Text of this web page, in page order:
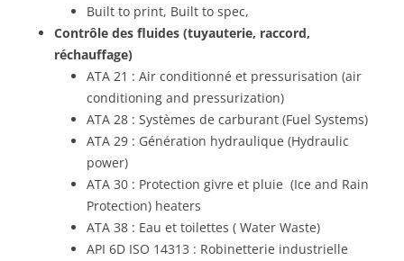
Built to print, Built to spec,
Contrôle des fluides (tuyauterie, raccord,
réchauffage)
ATA 21 : Air conditionné et pressurisation (air
conditioning and pressurization)
ATA 28 : Systèmes de carburant (Fuel Systems)
ATA 29 : Génération hydraulique (Hydraulic
power)
ATA 30 : Protection givre et pluie (Ice and Rain
Protection) heaters
ATA 38 : Eau et toilettes ( Water Waste)
API 6D ISO 14313 : Robinetterie industrielle